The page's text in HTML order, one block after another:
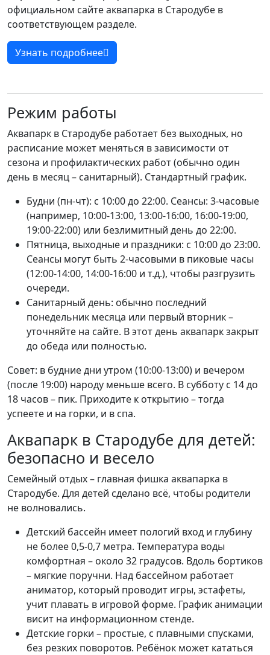
официальном сайте аквапарка в Стародубе в
соответствующем разделе.
Узнать подробнее
Режим работы
Аквапарк в Стародубе работает без выходных, но
расписание может меняться в зависимости от
сезона и профилактических работ (обычно один
день в месяц – санитарный). Стандартный график.
Будни (пн-чт): с 10:00 до 22:00. Сеансы: 3-часовые
(например, 10:00-13:00, 13:00-16:00, 16:00-19:00,
19:00-22:00) или безлимитный день до 22:00.
Пятница, выходные и праздники: с 10:00 до 23:00.
Сеансы могут быть 2-часовыми в пиковые часы
(12:00-14:00, 14:00-16:00 и т.д.), чтобы разгрузить
очереди.
Санитарный день: обычно последний
понедельник месяца или первый вторник –
уточняйте на сайте. В этот день аквапарк закрыт
до обеда или полностью.
Совет: в будние дни утром (10:00-13:00) и вечером
(после 19:00) народу меньше всего. В субботу с 14 до
18 часов – пик. Приходите к открытию – тогда
успеете и на горки, и в спа.
Аквапарк в Стародубе для детей:
безопасно и весело
Семейный отдых – главная фишка аквапарка в
Стародубе. Для детей сделано всё, чтобы родители
не волновались.
Детский бассейн имеет пологий вход и глубину
не более 0,5-0,7 метра. Температура воды
комфортная – около 32 градусов. Вдоль бортиков
– мягкие поручни. Над бассейном работает
аниматор, который проводит игры, эстафеты,
учит плавать в игровой форме. График анимации
висит на информационном стенде.
Детские горки – простые, с плавными спусками,
без резких поворотов. Ребёнок может кататься